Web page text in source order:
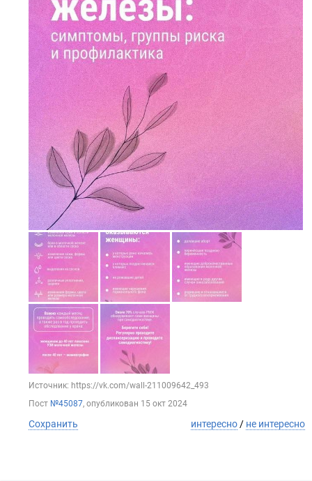
Источник: https://vk.com/wall-211009642_493
Пост №45087, опубликован 15 окт 2024
Сохранить интересно/ не интересно